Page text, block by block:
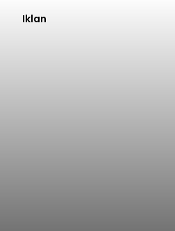
Iklan